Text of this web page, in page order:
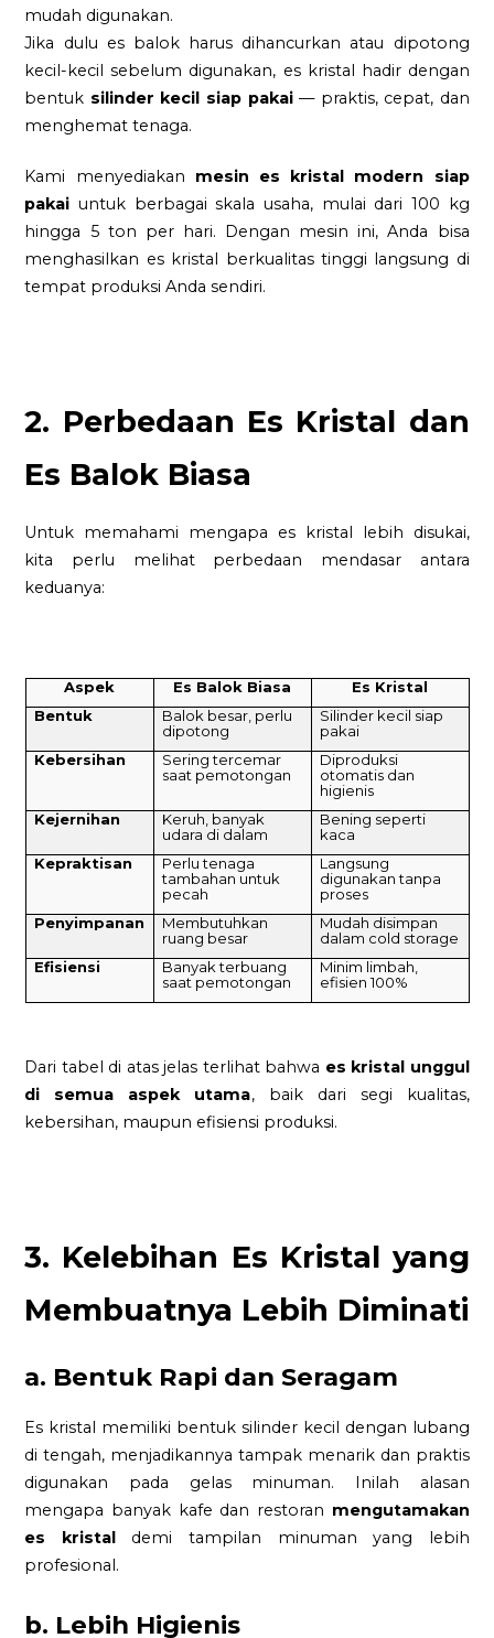
mudah digunakan.
Jika dulu es balok harus dihancurkan atau dipotong
kecil-kecil sebelum digunakan, es kristal hadir dengan
bentuk silinder kecil siap pakai— praktis, cepat, dan
menghemat tenaga.
Kami menyediakan mesin es kristal modern siap
pakai untuk berbagai skala usaha, mulai dari 100 kg
hingga 5 ton per hari. Dengan mesin ini, Anda bisa
menghasilkan es kristal berkualitas tinggi langsung di
tempat produksi Anda sendiri.
2. Perbedaan Es Kristal dan
Es Balok Biasa
Untuk memahami mengapa es kristal lebih disukai,
kita perlu melihat perbedaan mendasar antara
keduanya:
Aspek Es Balok Biasa
Es Kristal
Bentuk
Balok besar, perlu
dipotong
Silinder kecil siap
pakai
Kebersihan
Sering tercemar
saat pemotongan
Diproduksi
otomatis dan
higienis
Kejernihan
Keruh, banyak
udara di dalam
Bening seperti
kaca
Kepraktisan
Perlu tenaga
tambahan untuk
pecah
Langsung
digunakan tanpa
proses
Penyimpanan
Membutuhkan
ruang besar
Mudah disimpan
dalam cold storage
Efisiensi
Banyak terbuang
saat pemotongan
Minim limbah,
efisien 100%
Dari tabel di atas jelas terlihat bahwa es kristal unggul
di semua aspek utama, baik dari segi kualitas,
kebersihan, maupun efisiensi produksi.
3. Kelebihan Es Kristal yang
Membuatnya Lebih Diminati
a. Bentuk Rapi dan Seragam
Es kristal memiliki bentuk silinder kecil dengan lubang
di tengah, menjadikannya tampak menarik dan praktis
digunakan pada gelas minuman. Inilah alasan
mengapa banyak kafe dan restoran mengutamakan
es kristaldemi tampilan minuman yang lebih
profesional.
b. Lebih Higienis